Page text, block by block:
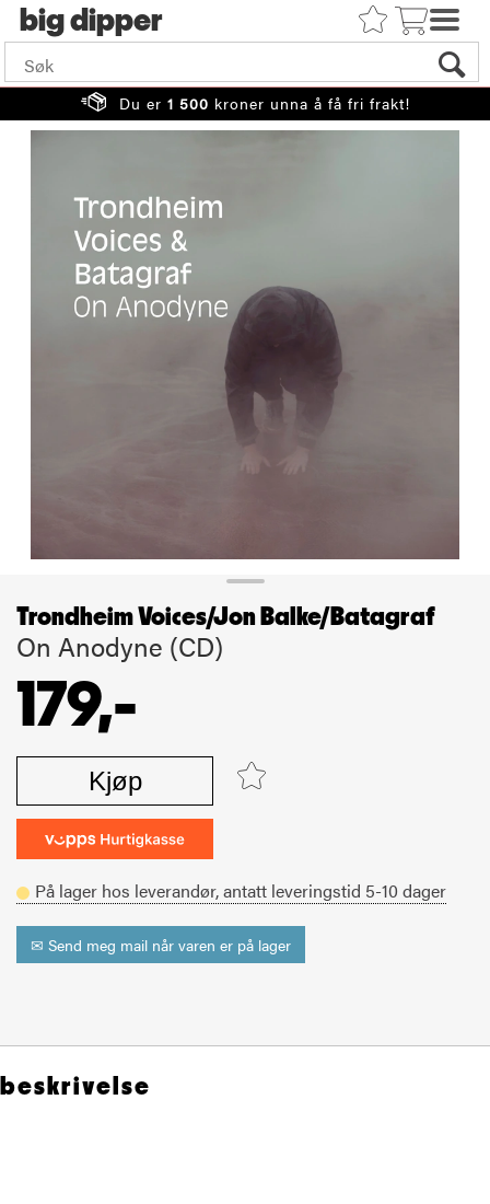
big
Du er 1 500 kroner unna å få fri frakt!
Trondheim Voices/Jon Balke/Batagraf
On Anodyne (CD)
179,-
Kjøp
På lager hos leverandør,antatt leveringstid 5-10 dager
✉ Send meg mail når varen er på lager
beskrivelse